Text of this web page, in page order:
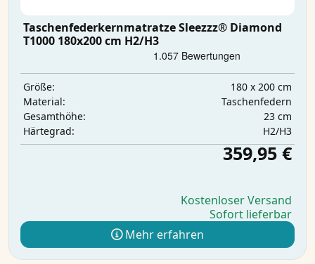
Taschenfederkernmatratze Sleezzz® Diamond
T1000 180x200 cm H2/H3
Größe:
180 x 200 cm
Material:
Taschenfedern
Gesamthöhe:
23 cm
Härtegrad:
H2/H3
359,95 €
Kostenloser Versand
Sofort lieferbar
Mehr erfahren